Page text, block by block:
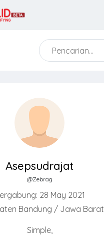
Asepsudrajat
@Zebrag
28 May 2021
Bandung / Jawa Barat
Simple,